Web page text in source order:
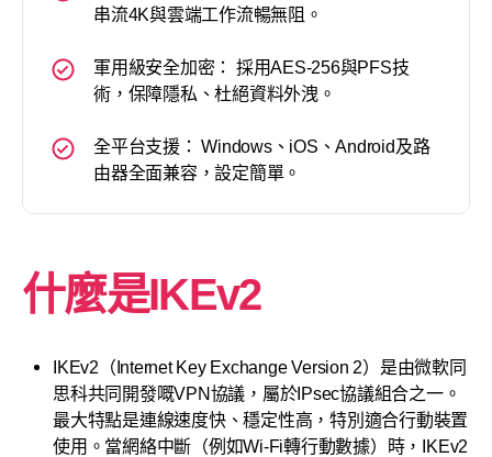
串流4K與雲端工作流暢無阻。
軍用級安全加密： 採用AES-256與PFS技
術，保障隱私、杜絕資料外洩。
全平台支援： Windows、iOS、Android及路
由器全面兼容，設定簡單。
什麼是IKEv2
IKEv2（Internet Key Exchange Version 2）是由微軟同
思科共同開發嘅VPN協議，屬於IPsec協議組合之一。
最大特點是連線速度快、穩定性高，特別適合行動裝置
使用。當網絡中斷（例如Wi-Fi轉行動數據）時，IKEv2